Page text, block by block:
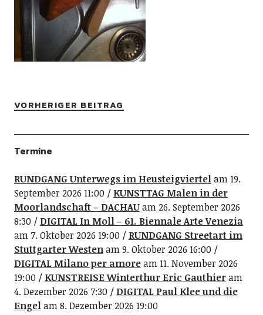
VORHERIGER BEITRAG
Termine
RUNDGANG Unterwegs im Heusteigviertelam 19.
September 2026 11:00
KUNSTTAG Malen in der
Moorlandschaft – DACHAUam 26. September 2026
8:30
DIGITAL In Moll – 61. Biennale Arte Venezia
am 7. Oktober 2026 19:00
RUNDGANG Streetart im
Stuttgarter Westenam 9. Oktober 2026 16:00
DIGITAL Milano per amoream 11. November 2026
19:00
KUNSTREISE Winterthur Eric Gauthieram
4. Dezember 2026 7:30
DIGITAL Paul Klee und die
Engelam 8. Dezember 2026 19:00